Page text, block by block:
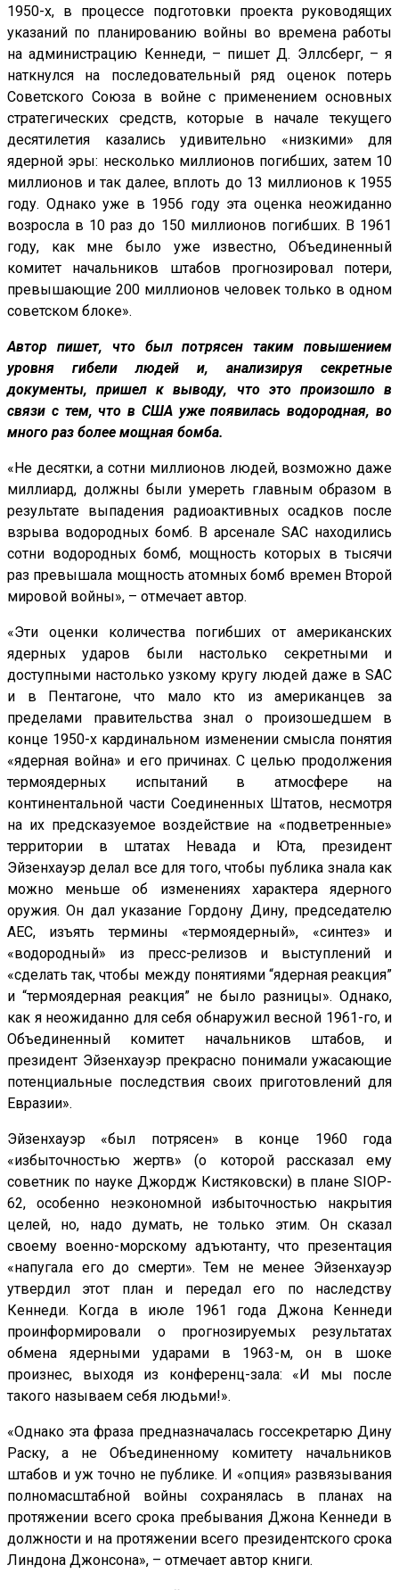
1950-х, в процессе подготовки проекта руководящих
указаний по планированию войны во времена работы
на администрацию Кеннеди, – пишет Д. Эллсберг, – я
наткнулся на последовательный ряд оценок потерь
Советского Союза в войне с применением основных
стратегических средств, которые в начале текущего
десятилетия казались удивительно «низкими» для
ядерной эры: несколько миллионов погибших, затем 10
миллионов и так далее, вплоть до 13 миллионов к 1955
году. Однако уже в 1956 году эта оценка неожиданно
возросла в 10 раз до 150 миллионов погибших. В 1961
году, как мне было уже известно, Объединенный
комитет начальников штабов прогнозировал потери,
превышающие 200 миллионов человек только в одном
советском блоке».
Автор пишет, что был потрясен таким повышением
уровня гибели людей и, анализируя секретные
документы, пришел к выводу, что это произошло в
связи с тем, что в США уже появилась водородная, во
много раз более мощная бомба.
«Не десятки, а сотни миллионов людей, возможно даже
миллиард, должны были умереть главным образом в
результате выпадения радиоактивных осадков после
взрыва водородных бомб. В арсенале SAC находились
сотни водородных бомб, мощность которых в тысячи
раз превышала мощность атомных бомб времен Второй
мировой войны», – отмечает автор.
«Эти оценки количества погибших от американских
ядерных ударов были настолько секретными и
доступными настолько узкому кругу людей даже в SAC
и в Пентагоне, что мало кто из американцев за
пределами правительства знал о произошедшем в
конце 1950-х кардинальном изменении смысла понятия
«ядерная война» и его причинах. С целью продолжения
термоядерных испытаний в атмосфере на
континентальной части Соединенных Штатов, несмотря
на их предсказуемое воздействие на «подветренные»
территории в штатах Невада и Юта, президент
Эйзенхауэр делал все для того, чтобы публика знала как
можно меньше об изменениях характера ядерного
оружия. Он дал указание Гордону Дину, председателю
AEC, изъять термины «термоядерный», «синтез» и
«водородный» из пресс-релизов и выступлений и
«сделать так, чтобы между понятиями “ядерная реакция”
и “термоядерная реакция” не было разницы». Однако,
как я неожиданно для себя обнаружил весной 1961-го, и
Объединенный комитет начальников штабов, и
президент Эйзенхауэр прекрасно понимали ужасающие
потенциальные последствия своих приготовлений для
Евразии».
Эйзенхауэр «был потрясен» в конце 1960 года
«избыточностью жертв» (о которой рассказал ему
советник по науке Джордж Кистяковски) в плане SIOP-
62, особенно неэкономной избыточностью накрытия
целей, но, надо думать, не только этим. Он сказал
своему военно-морскому адъютанту, что презентация
«напугала его до смерти». Тем не менее Эйзенхауэр
утвердил этот план и передал его по наследству
Кеннеди. Когда в июле 1961 года Джона Кеннеди
проинформировали о прогнозируемых результатах
обмена ядерными ударами в 1963-м, он в шоке
произнес, выходя из конференц-зала: «И мы после
такого называем себя людьми!».
«Однако эта фраза предназначалась госсекретарю Дину
Раску, а не Объединенному комитету начальников
штабов и уж точно не публике. И «опция» развязывания
полномасштабной войны сохранялась в планах на
протяжении всего срока пребывания Джона Кеннеди в
должности и на протяжении всего президентского срока
Линдона Джонсона», – отмечает автор книги.